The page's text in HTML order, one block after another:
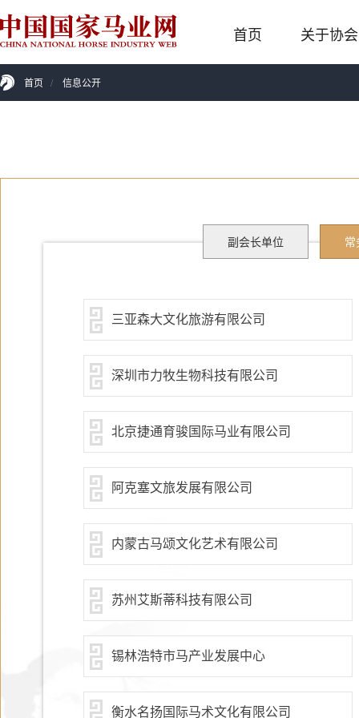
首页 关于协会
首页 / 信息公开
副会长单位
三亚森大文化旅游有限公司
深圳市力牧生物科技有限公司
北京捷通育骏国际马业有限公司
阿克塞文旅发展有限公司
内蒙古马颂文化艺术有限公司
苏州艾斯蒂科技有限公司
锡林浩特市马产业发展中心
衡水名扬国际马术文化有限公司